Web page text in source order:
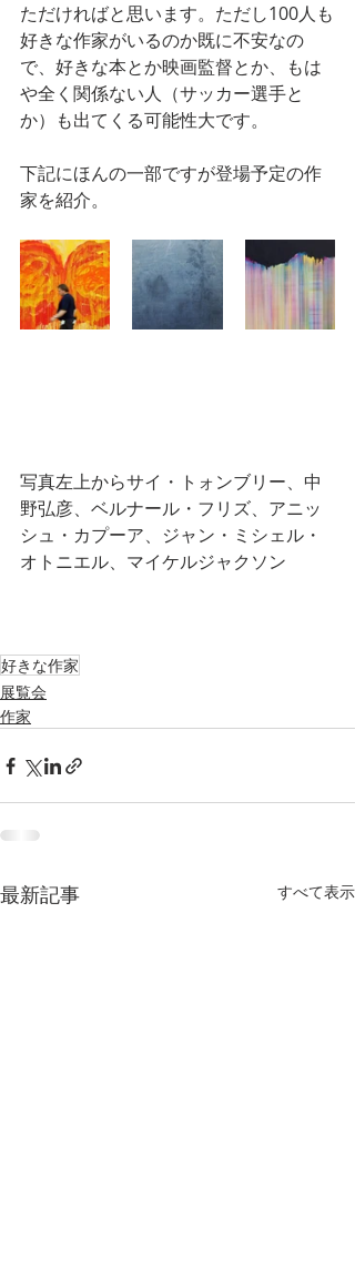
ただければと思います。ただし100人も
好きな作家がいるのか既に不安なの
で、好きな本とか映画監督とか、もは
や全く関係ない人（サッカー選手と
か）も出てくる可能性大です。
下記にほんの一部ですが登場予定の作
家を紹介。
写真左上からサイ・トォンブリー、中
野弘彦、ベルナール・フリズ、アニッ
シュ・カプーア、ジャン・ミシェル・
オトニエル、マイケルジャクソン
好きな作家
展覧会
作家
最新記事 すべて表示